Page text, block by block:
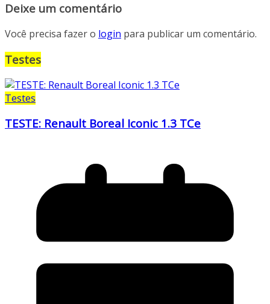
Deixe um comentário
Você precisa fazer o login para publicar um comentário.
Testes
Testes
TESTE: Renault Boreal Iconic 1.3 TCe